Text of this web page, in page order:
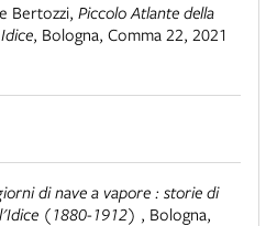
Bertozzi, Piccolo Atlante della
, Bologna, Comma 22, 2021
di nave a vapore : storie di
(1880-1912) , Bologna,